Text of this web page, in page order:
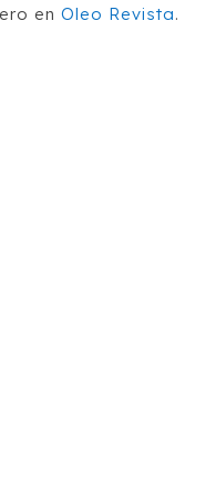
enOleo Revista.